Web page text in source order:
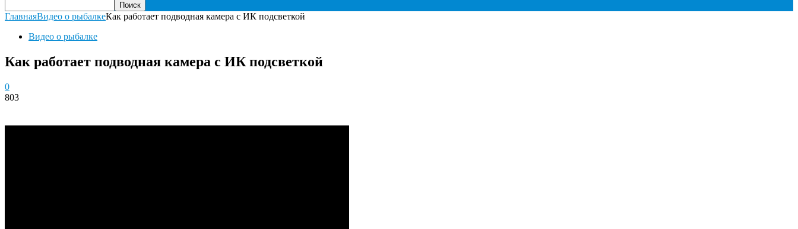
ГлавнаяВидео о рыбалкеКак работает подводная камера с ИК подсветкой
Видео о рыбалке
Как работает подводная камера с ИК подсветкой
0
803